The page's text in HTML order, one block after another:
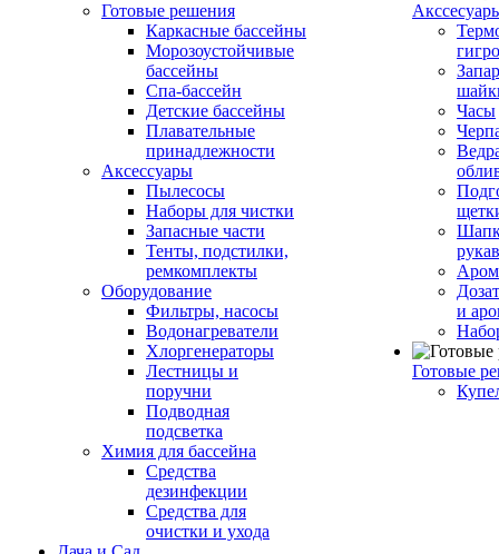
Готовые решения
Каркасные бассейны
Морозоустойчивые
бассейны
Спа-бассейн
Детские бассейны
Плавательные
принадлежности
Аксессуары
Пылесосы
Наборы для чистки
Запасные части
Тенты, подстилки,
ремкомплекты
Оборудование
Фильтры, насосы
Водонагреватели
Хлоргенераторы
Лестницы и
поручни
Подводная
подсветка
Химия для бассейна
Средства
дезинфекции
Средства для
очистки и ухода
Часы
и
Готовые